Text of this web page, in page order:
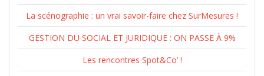
La scénographie : un vrai savoir-faire chez SurMesures !
GESTION DU SOCIAL ET JURIDIQUE : ON PASSE À 9%
Les rencontres Spot&Co’ !